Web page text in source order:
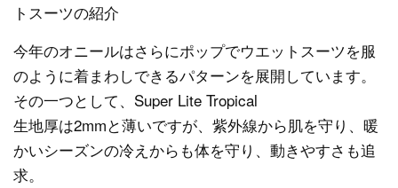
トスーツの紹介
今年のオニールはさらにポップでウエットスーツを服
のように着まわしできるパターンを展開しています。
その一つとして、Super Lite Tropical
生地厚は2mmと薄いですが、紫外線から肌を守り、暖
かいシーズンの冷えからも体を守り、動きやすさも追
求。